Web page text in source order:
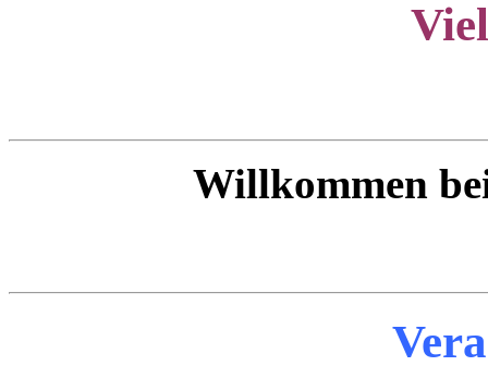
Willkommen